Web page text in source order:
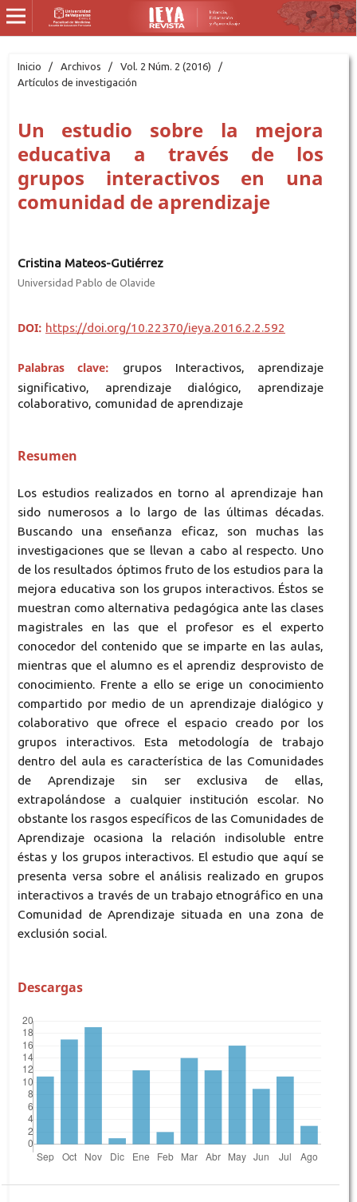
Inicio / Archivos / Vol. 2 Núm. 2 (2016)
/
Artículos de investigación
Un estudio sobre la mejora
educativa a través de los
grupos interactivos en una
comunidad de aprendizaje
Cristina Mateos-Gutiérrez
Universidad Pablo de Olavide
DOI: https://doi.org/10.22370/ieya.2016.2.2.592
Palabras clave:
grupos Interactivos, aprendizaje
significativo, aprendizaje dialógico, aprendizaje
colaborativo, comunidad de aprendizaje
Resumen
Los estudios realizados en torno al aprendizaje han
sido numerosos a lo largo de las últimas décadas.
Buscando una enseñanza eficaz, son muchas las
investigaciones que se llevan a cabo al respecto. Uno
de los resultados óptimos fruto de los estudios para la
mejora educativa son los grupos interactivos. Éstos se
muestran como alternativa pedagógica ante las clases
magistrales en las que el profesor es el experto
conocedor del contenido que se imparte en las aulas,
mientras que el alumno es el aprendiz desprovisto de
conocimiento. Frente a ello se erige un conocimiento
compartido por medio de un aprendizaje dialógico y
colaborativo que ofrece el espacio creado por los
grupos interactivos. Esta metodología de trabajo
dentro del aula es característica de las Comunidades
de Aprendizaje sin ser exclusiva de ellas,
extrapolándose a cualquier institución escolar. No
obstante los rasgos específicos de las Comunidades de
Aprendizaje ocasiona la relación indisoluble entre
éstas y los grupos interactivos. El estudio que aquí se
presenta versa sobre el análisis realizado en grupos
interactivos a través de un trabajo etnográfico en una
Comunidad de Aprendizaje situada en una zona de
exclusión social.
Descargas